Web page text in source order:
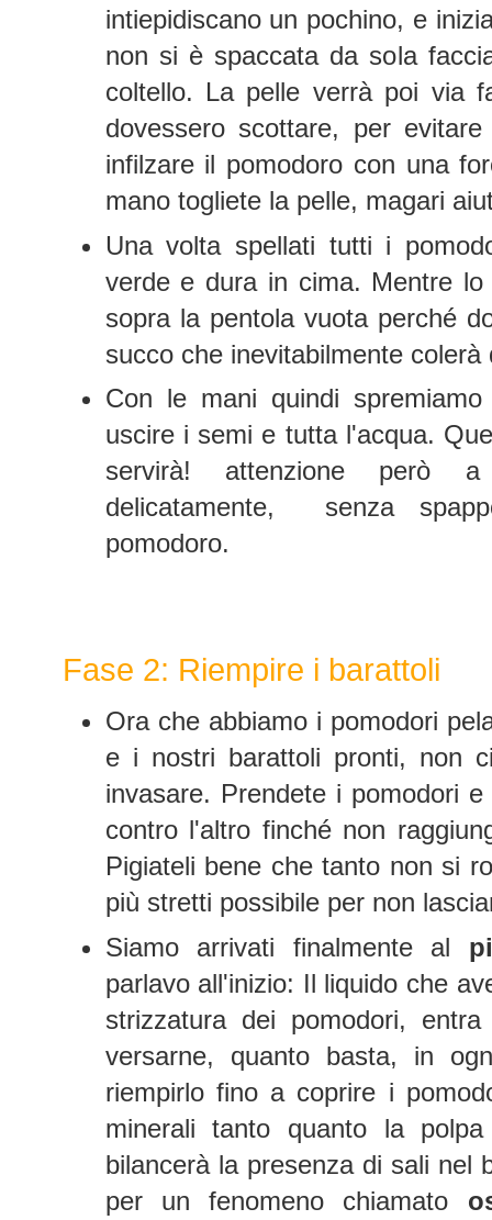
intiepidiscano un pochino, e
non si è spaccata da sola
coltello. La pelle verrà poi via
dovessero scottare, per
infilzare il pomodoro con una
mano togliete la pelle, magari
Una volta spellati tutti i
verde e dura in cima. Mentre lo
sopra la pentola vuota perché
succo che inevitabilmente
Con le mani quindi
uscire i semi e tutta l'acqua.
servirà! attenzione però
delicatamente, senza
pomodoro.
Fase 2: Riempire i barattoli
Ora che abbiamo i pomodori
e i nostri barattoli pronti, non
invasare. Prendete i pomodori
contro l'altro finché non
Pigiateli bene che tanto non si
più stretti possibile per non
Siamo arrivati finalmente al
parlavo all'inizio: Il liquido che
strizzatura dei pomodori,
versarne, quanto basta, in
riempirlo fino a coprire i
minerali tanto quanto la
bilancerà la presenza di sali nel
per un fenomeno chiamato